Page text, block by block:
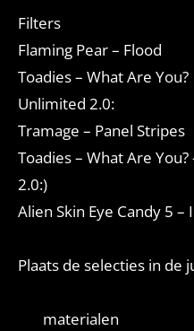
Filters
Flaming Pear – Flood
Toadies – What Are You?
Unlimited 2.0:
Tramage – Panel Stripes
Toadies – What Are
2.0:)
Alien Skin Eye Candy 5 –
Plaats de selecties in de
materialen